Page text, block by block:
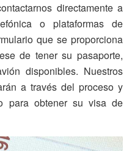
directamente a
o plataformas de
que se proporciona
de tener su pasaporte,
disponibles. Nuestros
a través del proceso y
para obtener su visa de